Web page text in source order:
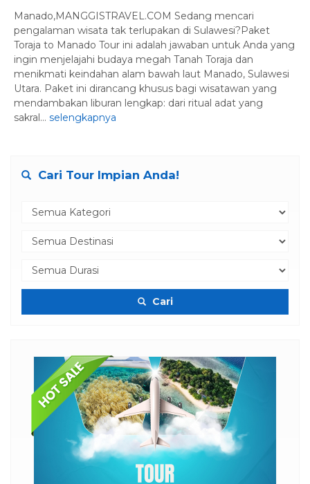
Manado,MANGGISTRAVEL.COM Sedang mencari
pengalaman wisata tak terlupakan di Sulawesi?Paket
Toraja to Manado Tour ini adalah jawaban untuk Anda yang
ingin menjelajahi budaya megah Tanah Toraja dan
menikmati keindahan alam bawah laut Manado, Sulawesi
Utara. Paket ini dirancang khusus bagi wisatawan yang
mendambakan liburan lengkap: dari ritual adat yang
sakral... selengkapnya
Cari Tour Impian Anda!
Cari